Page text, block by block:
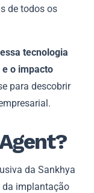
de todos os
tecnologia
o impacto
para descobrir
da Sankhya
da implantação